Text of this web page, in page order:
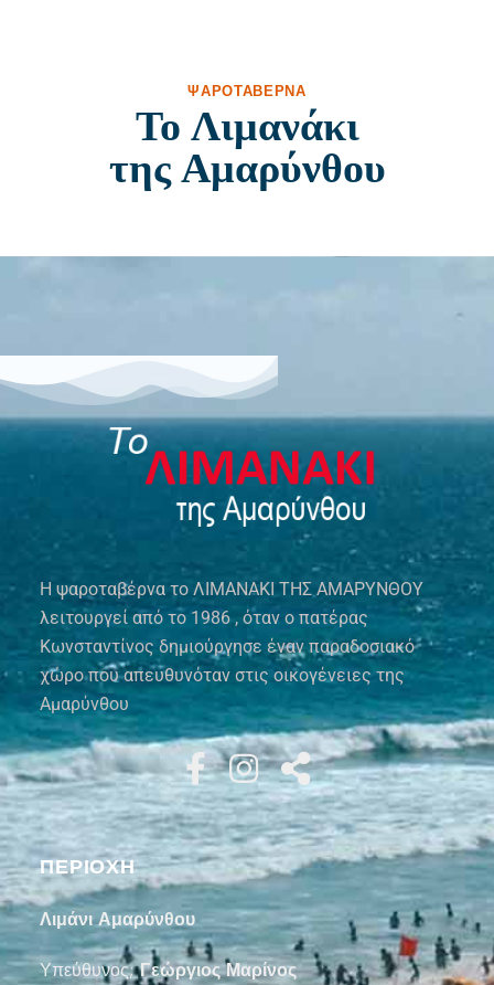
ΨΑΡΟΤΑΒΈΡΝΑ
Το Λιμανάκι
της Αμαρύνθου
Η ψαροταβέρνα το ΛΙΜΑΝΑΚΙ ΤΗΣ ΑΜΑΡΥΝΘΟΥ
λειτουργεί από το 1986 , όταν ο πατέρας
Κωνσταντίνος δημιούργησε έναν παραδοσιακό
χώρο που απευθυνόταν στις οικογένειες της
Αμαρύνθου
ΠΕΡΙΟΧΗ
Λιμάνι Αμαρύνθου
Υπεύθυνος;Γεώργιος Μαρίνος